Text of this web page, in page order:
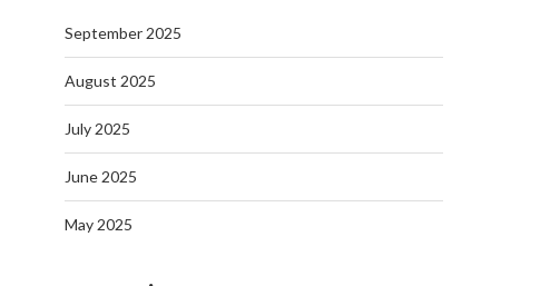
September 2025
August 2025
July 2025
June 2025
May 2025